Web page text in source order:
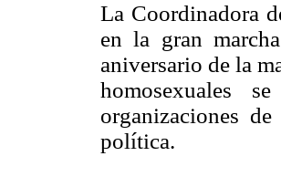
La Coordinadora
en la gran
aniversario de la
homosexuales
organizaciones
política.